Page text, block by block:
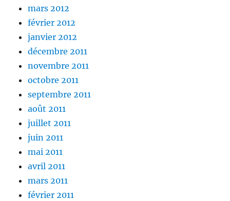
mars 2012
février 2012
janvier 2012
décembre 2011
novembre 2011
octobre 2011
septembre 2011
août 2011
juillet 2011
juin 2011
mai 2011
avril 2011
mars 2011
février 2011